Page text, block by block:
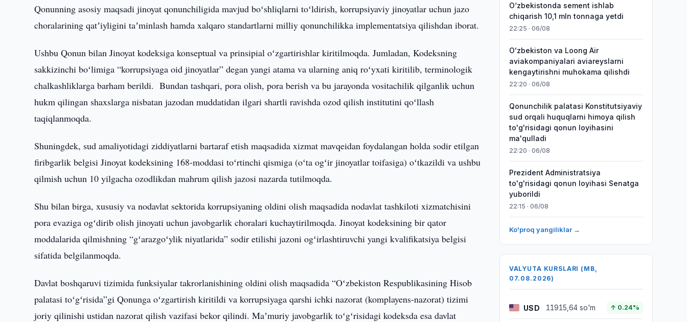
Qonunning asosiy maqsadi jinoyat qonunchiligida mavjud boʻshliqlarni toʻldirish, korrupsiyaviy jinoyatlar uchun jazo
choralarining qatʼiyligini taʼminlash hamda xalqaro standartlarni milliy qonunchilikka implementatsiya qilishdan iborat.
Ushbu Qonun bilan Jinoyat kodeksiga konseptual va prinsipial oʻzgartirishlar kiritilmoqda. Jumladan, Kodeksning
sakkizinchi boʻlimiga “korrupsiyaga oid jinoyatlar” degan yangi atama va ularning aniq roʻyxati kiritilib, terminologik
chalkashliklarga barham berildi. Bundan tashqari, pora olish, pora berish va bu jarayonda vositachilik qilganlik uchun
hukm qilingan shaxslarga nisbatan jazodan muddatidan ilgari shartli ravishda ozod qilish institutini qoʻllash
taqiqlanmoqda.
Shuningdek, sud amaliyotidagi ziddiyatlarni bartaraf etish maqsadida xizmat mavqeidan foydalangan holda sodir etilgan
firibgarlik belgisi Jinoyat kodeksining 168-moddasi toʻrtinchi qismiga (oʻta ogʻir jinoyatlar toifasiga) oʻtkazildi va ushbu
qilmish uchun 10 yilgacha ozodlikdan mahrum qilish jazosi nazarda tutilmoqda.
Shu bilan birga, xususiy va nodavlat sektorida korrupsiyaning oldini olish maqsadida nodavlat tashkiloti xizmatchisini
pora evaziga ogʻdirib olish jinoyati uchun javobgarlik choralari kuchaytirilmoqda. Jinoyat kodeksining bir qator
moddalarida qilmishning “gʻarazgoʻylik niyatlarida” sodir etilishi jazoni ogʻirlashtiruvchi yangi kvalifikatsiya belgisi
sifatida belgilanmoqda.
Davlat boshqaruvi tizimida funksiyalar takrorlanishining oldini olish maqsadida “Oʻzbekiston Respublikasining Hisob
palatasi toʻgʻrisida”gi Qonunga oʻzgartirish kiritildi va korrupsiyaga qarshi ichki nazorat (komplayens-nazorat) tizimi
joriy qilinishi ustidan nazorat qilish vazifasi bekor qilindi. Maʼmuriy javobgarlik toʻgʻrisidagi kodeksda esa davlat
O‘zbekistonda sement ishlab
chiqarish 10,1 mln tonnaga yetdi
22:25 · 06/08
Oʻzbekiston va Loong Air
aviakompaniyalari aviareyslarni
kengaytirishni muhokama qilishdi
22:20 · 06/08
Qonunchilik palatasi Konstitutsiyaviy
sud orqali huquqlarni himoya qilish
to'g'risidagi qonun loyihasini
ma'qulladi
22:20 · 06/08
Prezident Administratsiya
to'g'risidagi qonun loyihasi Senatga
yuborildi
22:15 · 06/08
Ko'proq yangiliklar →
VALYUTA KURSLARI (MB,
07.08.2026)
USD 11915,64 so'm ↑ 0.24%